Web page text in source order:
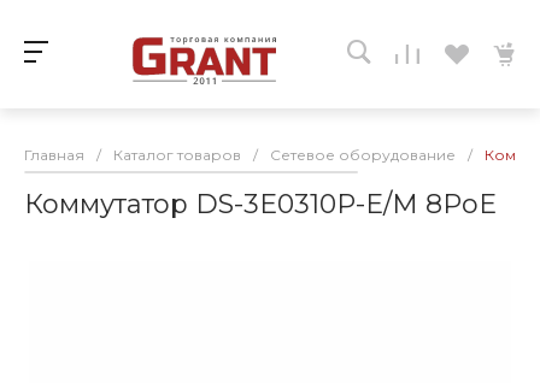
Главная / Каталог товаров / Сетевое оборудование /
Коммутатор DS-3E0310P-E/M 8PoE